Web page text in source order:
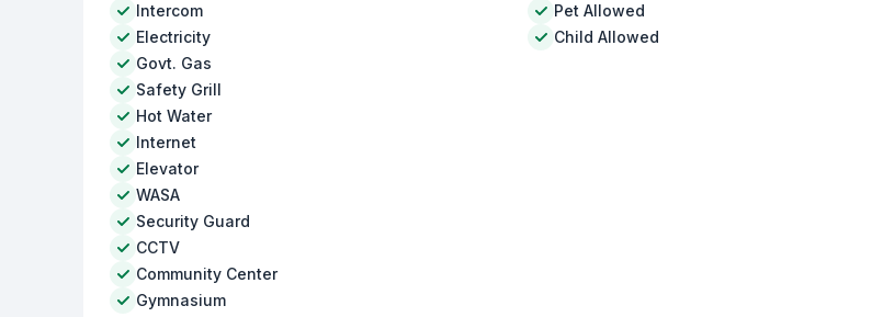
Intercom
Electricity
Govt. Gas
Safety Grill
Hot Water
Internet
Elevator
WASA
Security Guard
CCTV
Community Center
Gymnasium
Pet Allowed
Child Allowed